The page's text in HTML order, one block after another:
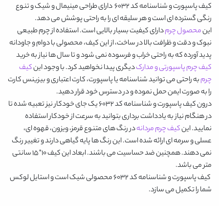
کیف پاسپورت و شناسنامه کد 6032
دارای طراحی مینیمال و شیک و تنوع
رنگی گسترده ای است و هر سلیقه ای را به راحتی پوشش می دهد.
اینمحصول چرمدارای کیفیت بسیار بالایی است. استفاده از چرم طبیعی
نبوک و دقت و ظرافت بالا در ساخت، از این کیف، محصولی با دوام و جاودانه
پدید آورده که به راحتی خراب و فرسوده نمی شود و تا سال ها نیاز به خرید
کیف چرم پاسپورتی و مدارکدیگری پیدا نخواهید کرد. با وجود اینکیف
چرمبه راحتی می توانید شناسنامه یا پاسپورت، کارت اعتباری و بیزینس کارت
را به صورت ایمن حمل نموده و در دسترس خود قرار دهید.
درونکیف پاسپورت و شناسنامه کد 6032
یک جای خودکار نیز تعبیه شده تا
در هنگام نیاز به یادداشت برداری بتوانید به سرعت از خودکار استفاده
نمایید. اینکیف چرم مردانهدر رنگ های متنوعقرمز، ویزون، قهوه ای،
عسلی و سرمه ایارائه شده است. این رنگ ها پایه گیاهی دارند و تغییر رنگ
نمی دهند. همچنین ضد حساسیت می باشند. ابعاد این کیف 10*15 سانتی
متر می باشد.
کیف پاسپورت و شناسنامه کد 6032
محصولی شیک است و استایل لوکس
شما را تکمیل می سازد.